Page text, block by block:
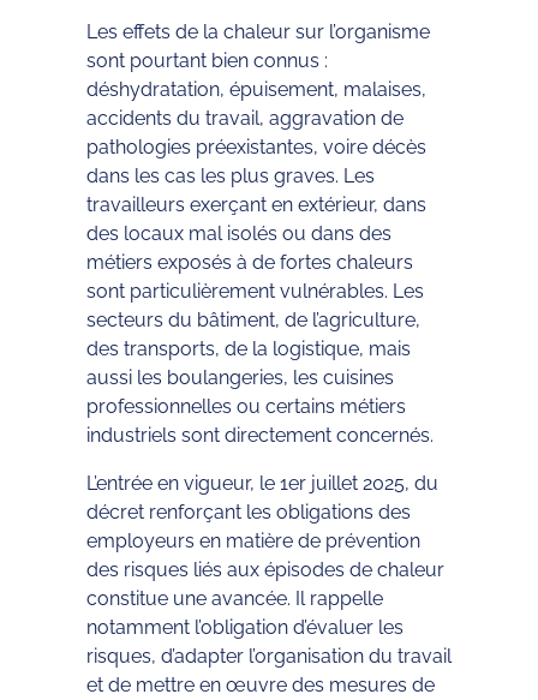
Les effets de la chaleur sur l’organisme
sont pourtant bien connus :
déshydratation, épuisement, malaises,
accidents du travail, aggravation de
pathologies préexistantes, voire décès
dans les cas les plus graves. Les
travailleurs exerçant en extérieur, dans
des locaux mal isolés ou dans des
métiers exposés à de fortes chaleurs
sont particulièrement vulnérables. Les
secteurs du bâtiment, de l’agriculture,
des transports, de la logistique, mais
aussi les boulangeries, les cuisines
professionnelles ou certains métiers
industriels sont directement concernés.
L’entrée en vigueur, le 1er juillet 2025, du
décret renforçant les obligations des
employeurs en matière de prévention
des risques liés aux épisodes de chaleur
constitue une avancée. Il rappelle
notamment l’obligation d’évaluer les
risques, d’adapter l’organisation du travail
et de mettre en œuvre des mesures de